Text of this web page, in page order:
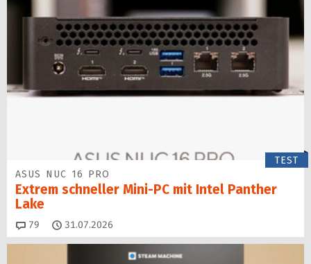
TEST
ASUS NUC 16 PRO
Extrem schneller Mini-PC mit Intel Panther
Lake
79 Kommentare
31.07.2026